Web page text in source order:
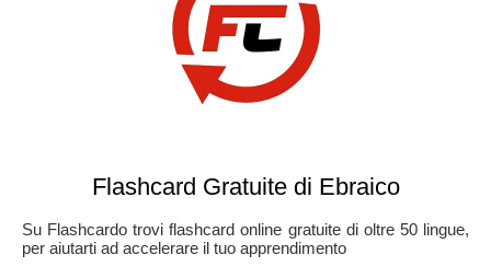
Flashcard Gratuite di Ebraico
Su Flashcardo trovi flashcard online gratuite di oltre 50 lingue,
per aiutarti ad accelerare il tuo apprendimento